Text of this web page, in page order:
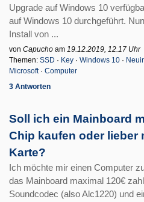
Upgrade auf Windows 10
auf Windows 10 durchgeführt.
Install von ...
von Capucho am 19.12.2019, 12.17 Uhr
Themen: SSD · Key · Windows 10 ·
Microsoft· Computer
3 Antworten
Soll ich ein Mainboard
Chip kaufen oder lieber
Karte?
Ich möchte mir einen Computer
das Mainboard maximal 120€
Soundcodec (also Alc1220) und